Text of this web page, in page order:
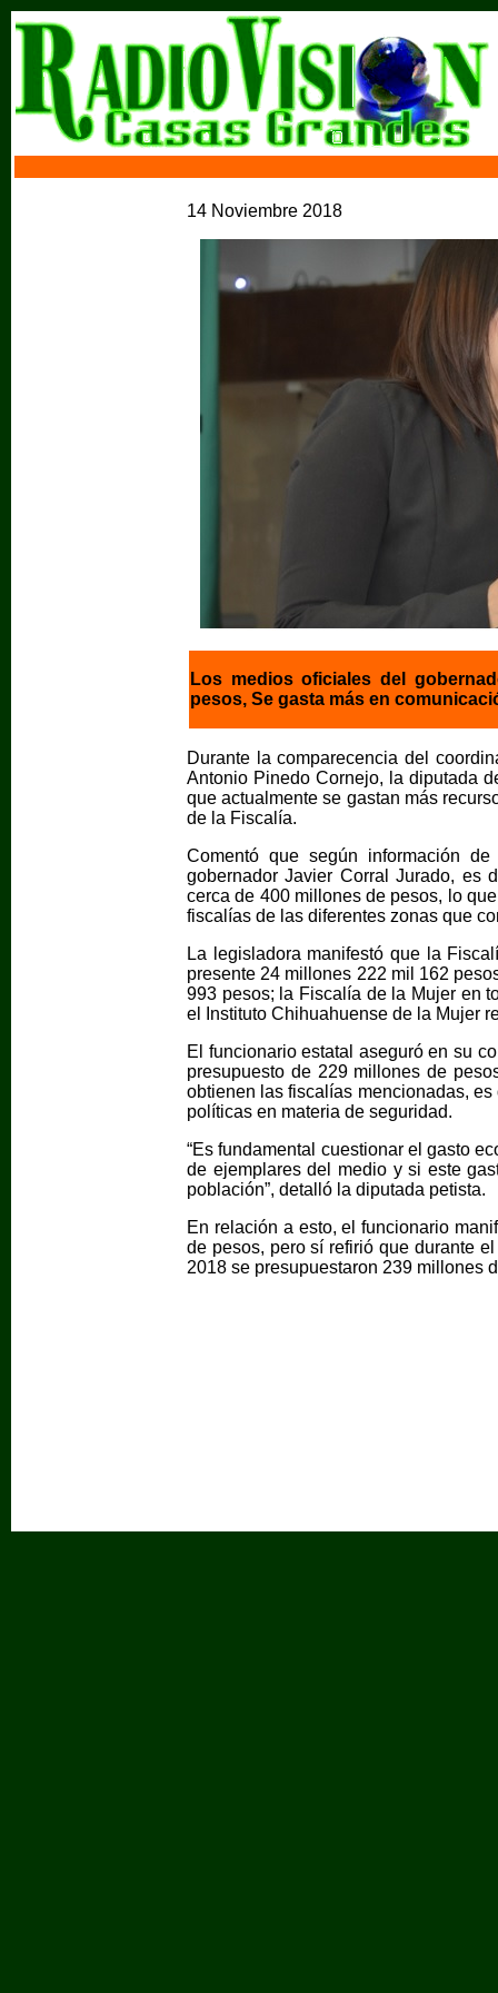
14 Noviembre 2018
Los medios oficiales del
pesos, Se gasta más en
Durante la comparecencia del
Antonio Pinedo Cornejo, la diputada
que actualmente se gastan más
de la Fiscalía.
Comentó que según información
gobernador Javier Corral Jurado, es
cerca de 400 millones de pesos, lo
fiscalías de las diferentes zonas que
La legisladora manifestó que la
presente 24 millones 222 mil 162
993 pesos; la Fiscalía de la Mujer en
el Instituto Chihuahuense de la Mujer
El funcionario estatal aseguró en su
presupuesto de 229 millones de
obtienen las fiscalías mencionadas,
políticas en materia de seguridad.
“Es fundamental cuestionar el gasto
de ejemplares del medio y si este
población”, detalló la diputada petista.
En relación a esto, el funcionario
de pesos, pero sí refirió que durante
2018 se presupuestaron 239 millones